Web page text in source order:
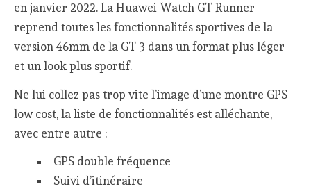
en janvier 2022. La Huawei Watch GT Runner
reprend toutes les fonctionnalités sportives de la
version 46mm de la GT 3 dans un format plus léger
et un look plus sportif.
Ne lui collez pas trop vite l’image d’une montre GPS
low cost, la liste de fonctionnalités est alléchante,
avec entre autre :
GPS double fréquence
Suivi d’itinéraire